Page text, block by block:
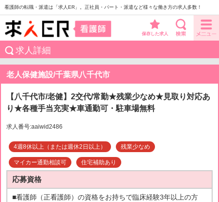
看護師の転職・派遣は「求人ER」。正社員・パート・派遣など様々な働き方の求人多数！
保存した求人
求人詳細
老人保健施設/千葉県八千代市
【八千代市/老健】2交代/常勤★残業少なめ★見取り対応あ
り★各種手当充実★車通勤可・駐車場無料
求人番号:aaiwid2486
4週8休以上（または週休2日以上） 残業少なめ
マイカー通勤相談可 住宅補助あり
応募資格
■看護師（正看護師）の資格をお持ちで臨床経験3年以上の方